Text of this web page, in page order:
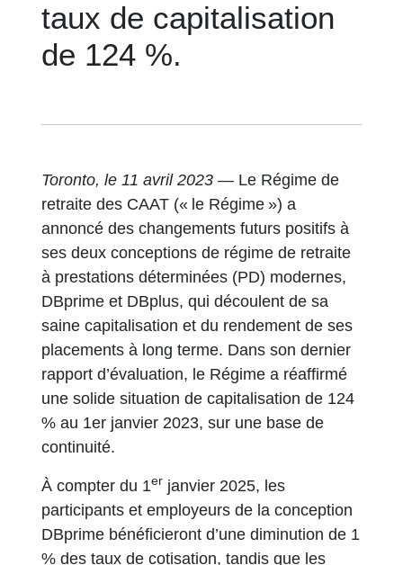
taux de capitalisation
de 124 %.
Toronto, le 11 avril 2023 — Le Régime de
retraite des CAAT (« le Régime ») a
annoncé des changements futurs positifs à
ses deux conceptions de régime de retraite
à prestations déterminées (PD) modernes,
DBprime et DBplus, qui découlent de sa
saine capitalisation et du rendement de ses
placements à long terme. Dans son dernier
rapport d’évaluation, le Régime a réaffirmé
une solide situation de capitalisation de 124
% au 1er janvier 2023, sur une base de
continuité.
À compter du 1er janvier 2025, les
participants et employeurs de la conception
DBprime bénéficieront d’une diminution de 1
% des taux de cotisation, tandis que les